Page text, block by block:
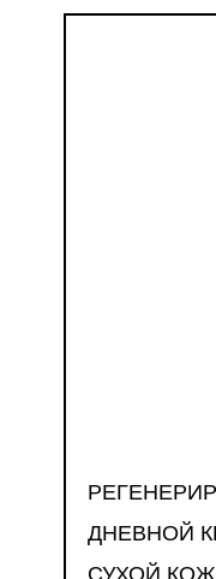
ДНЕВНОЙ